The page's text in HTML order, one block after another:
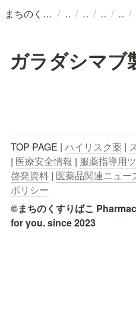
まちのくすりばこ / / / / /
ガラダシマブ
TOP PAGE | ハイリスク薬 |
| 医療安全情報 | 服薬指導用
啓発資料 | 医薬品関連ニュー
ポリシー
©まちのくすりばこ
for you. since 2023